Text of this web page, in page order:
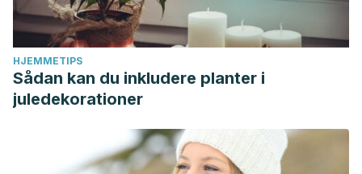
HJEMMETIPS
Sådan kan du inkludere planter i
juledekorationer